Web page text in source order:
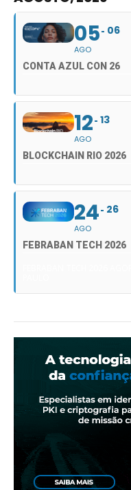
05
AGO
06
CONTA AZUL CON 26
12
AGO
13
BLOCKCHAIN RIO 2026
24
AGO
26
FEBRABAN TECH 2026